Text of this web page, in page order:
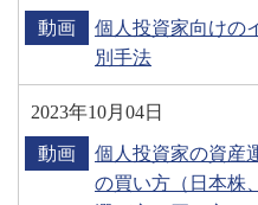
動画
個人投資家向けの
別手法
動画
個人投資家の資産
の買い方（日本株
2023年10月04日